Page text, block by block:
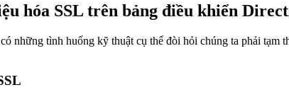
hóa SSL trên bảng điều khiển
những tình huống kỹ thuật cụ thể đòi hỏi chúng ta phải